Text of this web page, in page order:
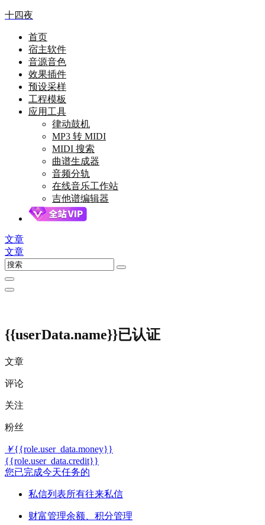
十四夜
首页
宿主软件
音源音色
效果插件
预设采样
工程模板
应用工具
律动鼓机
MP3 转 MIDI
MIDI 搜索
曲谱生成器
音频分轨
在线音乐工作站
吉他谱编辑器
文章
文章
{{userData.name}}已认证
文章
评论
关注
粉丝
￥{{role.user_data.money}}
{{role.user_data.credit}}
您已完成今天任务的
私信列表所有往来私信
财富管理余额、积分管理